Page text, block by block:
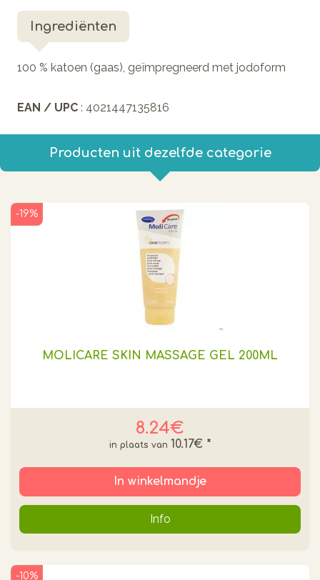
Ingrediënten
100 % katoen (gaas), geïmpregneerd met jodoform
EAN / UPC : 4021447135816
Producten uit dezelfde categorie
MOLICARE SKIN MASSAGE GEL 200ML
8.24€
-19%
10.17€ *
In winkelmandje
Info
-10%